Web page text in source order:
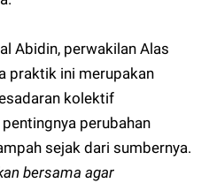
Abidin, perwakilan Alas
praktik ini merupakan
kolektif
perubahan
sejak dari sumbernya.
bersama agar